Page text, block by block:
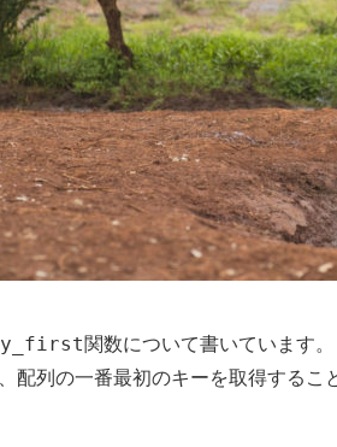
関数について書いています。
配列の一番最初のキーを取得するこ